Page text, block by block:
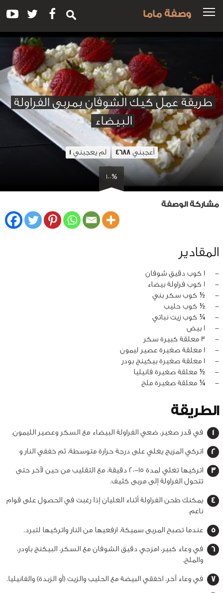
وصفة ماما
طريقة عمل كيك الشوفان بمربى الفراولة
البيضاء
أعجبني4688 لم يعجبني 1
100%
مشاركة الوصفة
المقادير
‏-
1 كوب دقيق شوفان
‏-
1 كوب فراولة بيضاء
‏-
½ كوب سكر بني
‏-
½ كوب حليب
‏-
¼ كوب زيت نباتي
‏-
1 بيض
‏-
3 معلقة كبيرة سكر
‏-
1 معلقة صغيرة عصير ليمون
‏-
1 معلقة صغيرة بيكينج بودر
‏-
½ معلقة صغيرة فانيليا
‏-
¼ معلقة صغيرة ملح
الطريقة
في قدر صغير، ضعي الفراولة البيضاء مع السكر وعصير الليمون.
اتركي المزيج يغلي على درجة حرارة متوسطة، ثم خففي النار و
اتركيها تغلي لمدة 15-20 دقيقة، مع التقليب من حين لآخر حتى
تتحول الفراولة إلى مربى كثيف.
يمكنك طحن الفراولة أثناء الغليان إذا رغبت في الحصول على قوام
ناعم.
عندما تصبح المربى سميكة، ارفعيها من النار واتركيها لتبرد.
في وعاء كبير، امزجي دقيق الشوفان مع السكر، البيكنج باودر،
والملح.
في وعاء آخر، اخفقي البيضة مع الحليب والزيت (أو الزبدة) والفانيليا.